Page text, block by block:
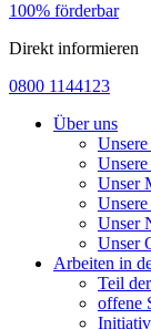
100% förderbar
Direkt informieren
0800 1144123
Über uns
Unser
Unser
Unser
Arbeiten in
Teil
offene